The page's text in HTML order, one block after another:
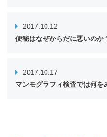
2017.10.12
便秘はなぜからだに悪いのか
2017.10.17
マンモグラフィ検査では何を